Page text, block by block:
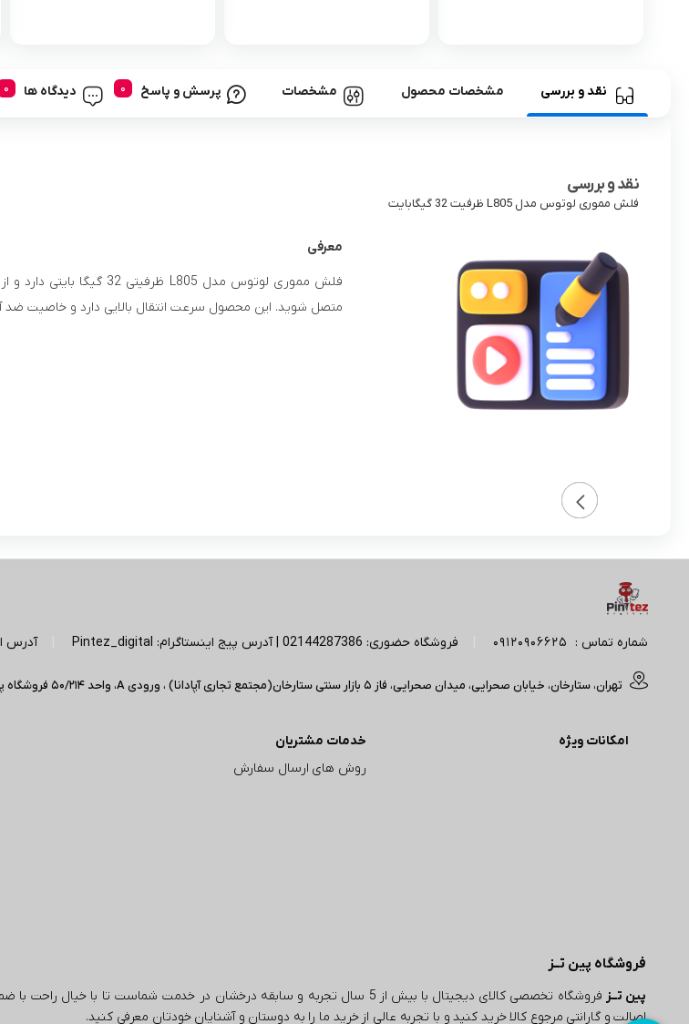
نقد و بررسی مشخصات محصول مشخصات پرسش و پاسخ دیدگاه ها
نقد و بررسی
فلش مموری لوتوس مدل L805 ظرفیت 32 گیگابایت
معرفی
متصل شوید. این محصول سرعت انتقال بالایی دارد و خاصیت ضد
شماره تماس : 09120906625 فروشگاه حضوری: 02144287386 | آدرس پیج اینستاگرام: Pintez_digital آدرس
تهران، ستارخان، خیابان صحرایی، میدان صحرایی، فاز 5 بازار سنتی ستارخان(مجتمع تجاری آپادانا) ، ورودی A، واحد 50/214 فروشگاه پبن تز (تایم کاری : 11 صبح الی 20 شب)
امکانات ویژه
خدمات مشتریان
روش های ارسال سفارش
فروشگاه پین تــز
پین تــز
فروشگاه تخصصی کالای دیجیتال با بیش از 5 سال تجربه و سابقه درخشان در خدمت شماست تا با خیال راحت
اصالت و گارانتی مرجوع کالا خرید کنید و با تجربه عالی از خرید ما را به دوستان و آشنایان خودتان معرفی کنید.